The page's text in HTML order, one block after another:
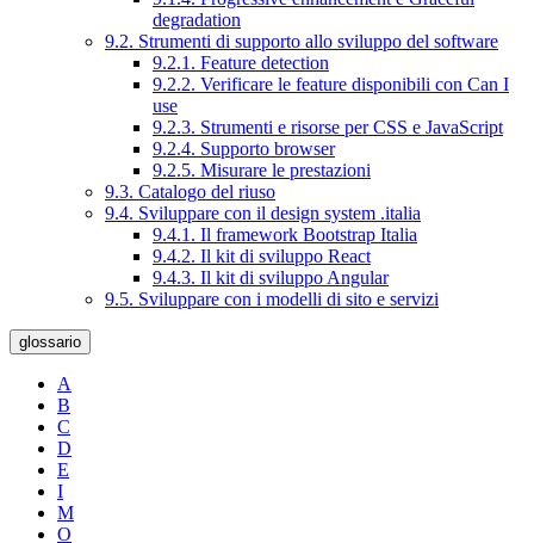
degradation
9.2. Strumenti di supporto allo sviluppo del software
9.2.1. Feature detection
9.2.2. Verificare le feature disponibili con Can I
use
9.2.3. Strumenti e risorse per CSS e JavaScript
9.2.4. Supporto browser
9.2.5. Misurare le prestazioni
9.3. Catalogo del riuso
9.4. Sviluppare con il design system .italia
9.4.1. Il framework Bootstrap Italia
9.4.2. Il kit di sviluppo React
9.4.3. Il kit di sviluppo Angular
9.5. Sviluppare con i modelli di sito e servizi
glossario
A
B
C
D
E
I
M
O